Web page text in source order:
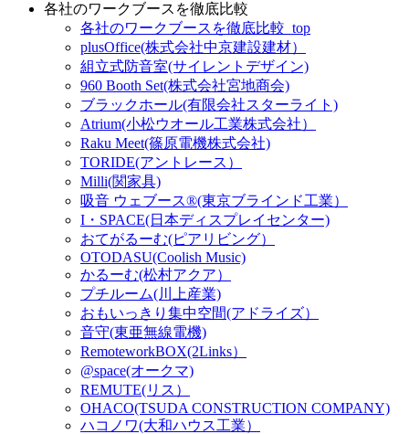
各社のワークブースを徹底比較
各社のワークブースを徹底比較_top
plusOffice(株式会社中京建設建材）
組立式防音室(サイレントデザイン)
960 Booth Set(株式会社宮地商会)
ブラックホール(有限会社スターライト)
Atrium(小松ウオール工業株式会社）
Raku Meet(篠原電機株式会社)
TORIDE(アントレース）
Milli(関家具)
吸音 ウェブース®︎(東京ブラインド工業）
I・SPACE(日本ディスプレイセンター)
おてがるーむ(ピアリビング）
OTODASU(Coolish Music)
かるーむ(松村アクア）
プチルーム(川上産業)
おもいっきり集中空間(アドライズ）
音守(東亜無線電機)
RemoteworkBOX(2Links）
@space(オークマ)
REMUTE(リス）
OHACO(TSUDA CONSTRUCTION COMPANY)
ハコノワ(大和ハウス工業）